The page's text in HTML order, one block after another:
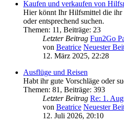
Kaufen und verkaufen von
Hier könnt Ihr Hilfsmittel die ihr
oder entsprechend suchen.
Themen: 11 , Beiträge: 23
Letzter Beitrag Fun2Go
von Beatrice Neuester
12. März 2025, 22:28
Ausflüge und Reisen
Habt ihr gute Vorschläge oder
Themen: 81 , Beiträge: 393
Letzter Beitrag Re: 1.
von Beatrice Neuester
12. Juli 2026, 20:10